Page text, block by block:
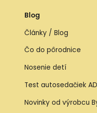
Blog
Články / Blog
Čo do pôrodnice
Nosenie detí
Test autosedačiek
Novinky od výrobcu